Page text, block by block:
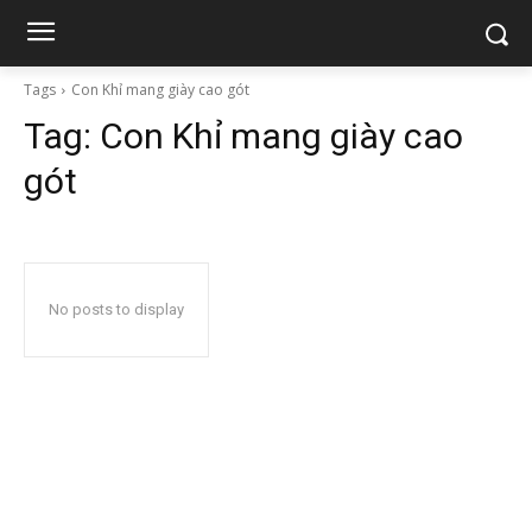
Tags Con Khỉ mang giày cao gót
Tag: Con Khỉ mang giày cao
gót
No posts to display